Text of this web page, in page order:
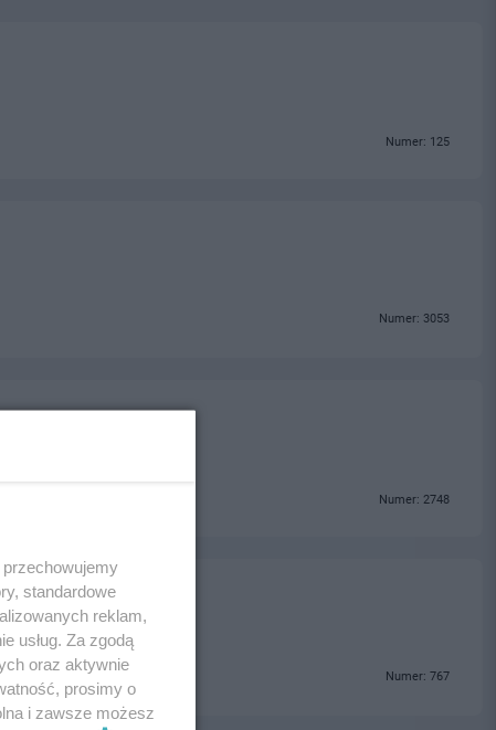
Numer: 125
Numer: 3053
Numer: 2748
Numer: 767
standardowe
reklam,
usług. Za zgodą
oraz aktywnie
prosimy o
i zawsze możesz